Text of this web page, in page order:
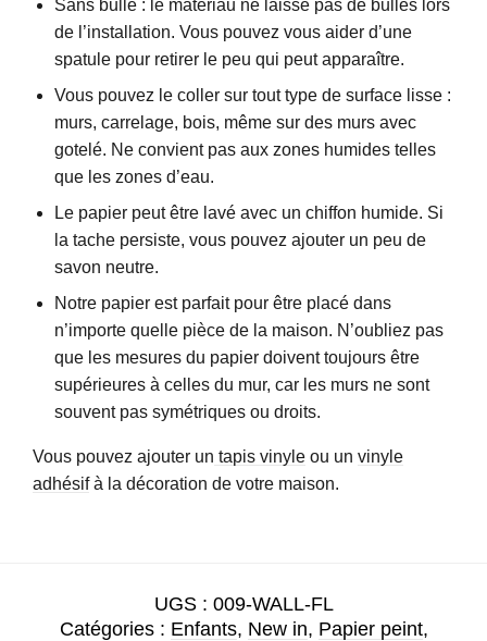
Sans bulle : le matériau ne laisse pas de bulles lors
de l’installation. Vous pouvez vous aider d’une
spatule pour retirer le peu qui peut apparaître.
Vous pouvez le coller sur tout type de surface lisse :
murs, carrelage, bois, même sur des murs avec
gotelé. Ne convient pas aux zones humides telles
que les zones d’eau.
Le papier peut être lavé avec un chiffon humide. Si
la tache persiste, vous pouvez ajouter un peu de
savon neutre.
Notre papier est parfait pour être placé dans
n’importe quelle pièce de la maison. N’oubliez pas
que les mesures du papier doivent toujours être
supérieures à celles du mur, car les murs ne sont
souvent pas symétriques ou droits.
Vous pouvez ajouter un tapis vinyle ou un vinyle
adhésifà la décoration de votre maison.
UGS : 009-WALL-FL
Catégories : Enfants, New in, Papier peint,